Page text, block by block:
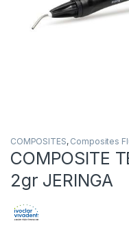
COMPOSITES, Composites
COMPOSITE
2gr JERINGA